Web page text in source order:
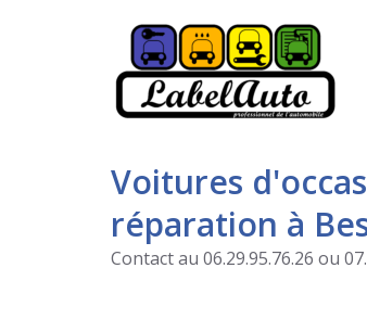
Voitures
réparation à
Contact au 06.29.95.76.26 ou